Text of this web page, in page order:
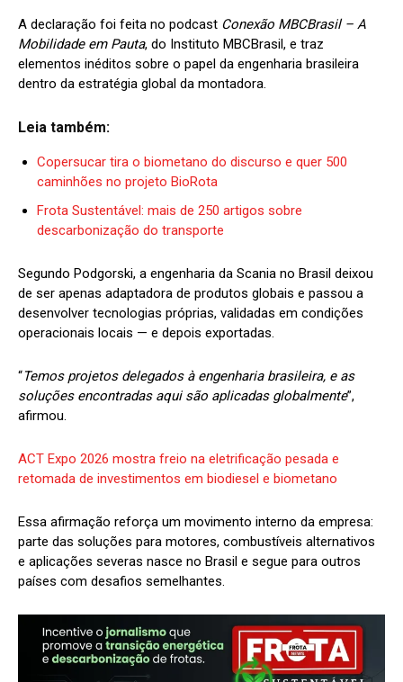
A declaração foi feita no podcast Conexão MBCBrasil – A
Mobilidade em Pauta, do Instituto MBCBrasil, e traz
elementos inéditos sobre o papel da engenharia brasileira
dentro da estratégia global da montadora.
Leia também:
Copersucar tira o biometano do discurso e quer 500
caminhões no projeto BioRota
Frota Sustentável: mais de 250 artigos sobre
descarbonização do transporte
Segundo Podgorski, a engenharia da Scania no Brasil deixou
de ser apenas adaptadora de produtos globais e passou a
desenvolver tecnologias próprias, validadas em condições
operacionais locais — e depois exportadas.
“Temos projetos delegados à engenharia brasileira, e as
soluções encontradas aqui são aplicadas globalmente”,
afirmou.
ACT Expo 2026 mostra freio na eletrificação pesada e
retomada de investimentos em biodiesel e biometano
Essa afirmação reforça um movimento interno da empresa:
parte das soluções para motores, combustíveis alternativos
e aplicações severas nasce no Brasil e segue para outros
países com desafios semelhantes.